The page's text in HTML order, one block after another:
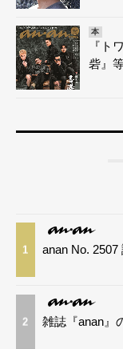
本
『ト
砦』
1 anan No.
2 雑誌『anan』